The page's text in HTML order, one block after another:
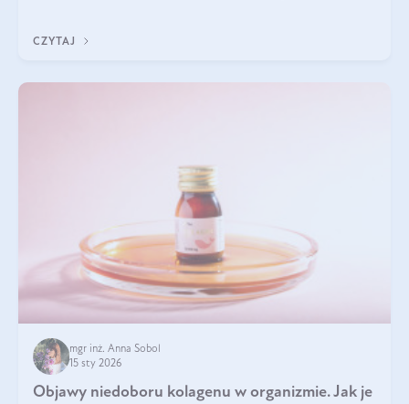
CZYTAJ
mgr inż. Anna Sobol
15 sty 2026
Objawy niedoboru kolagenu w organizmie. Jak je